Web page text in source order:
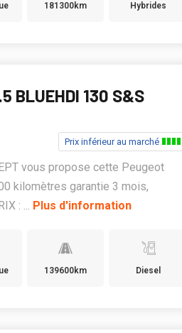
181300km Hybrides
BLUEHDI 130 S&S
Prix inférieur au marché
vous propose cette Peugeot
kilomètres garantie 3 mois,
: ... Plus d'information
139600km Diesel